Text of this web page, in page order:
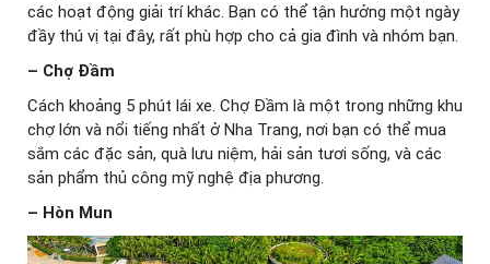
các hoạt động giải trí khác. Bạn có thể tận hưởng một ngày
đầy thú vị tại đây, rất phù hợp cho cả gia đình và nhóm bạn.
– Chợ Đầm
Cách khoảng 5 phút lái xe. Chợ Đầm là một trong những khu
chợ lớn và nổi tiếng nhất ở Nha Trang, nơi bạn có thể mua
sắm các đặc sản, quà lưu niệm, hải sản tươi sống, và các
sản phẩm thủ công mỹ nghệ địa phương.
– Hòn Mun